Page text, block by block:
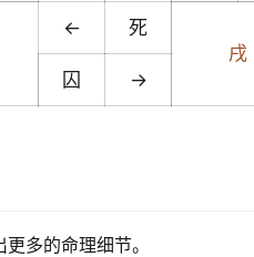
←
死
戌
囚 →
多的命理细节。